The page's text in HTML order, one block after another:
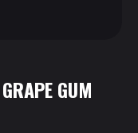
GUM